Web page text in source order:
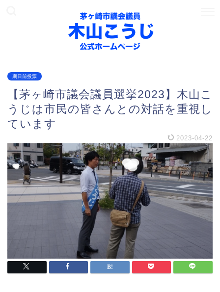
期日前投票
【茅ヶ崎市議会議員選挙2023】木山こ
うじは市民の皆さんとの対話を重視し
ています
2023-04-22